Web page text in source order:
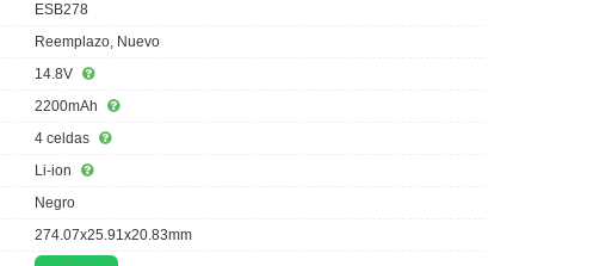
ESB278
Reemplazo, Nuevo
14.8V
2200mAh
4 celdas
Li-ion
Negro
274.07x25.91x20.83mm